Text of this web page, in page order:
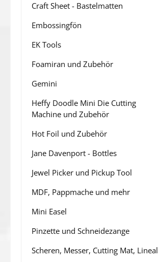
Craft Sheet - Bastelmatten
Embossingfön
EK Tools
Foamiran und Zubehör
Gemini
Heffy Doodle Mini Die Cutting
Machine und Zubehör
Hot Foil und Zubehör
Jane Davenport - Bottles
Jewel Picker und Pickup Tool
MDF, Pappmache und mehr
Mini Easel
Pinzette und Schneidezange
Scheren, Messer, Cutting Mat, Lineal